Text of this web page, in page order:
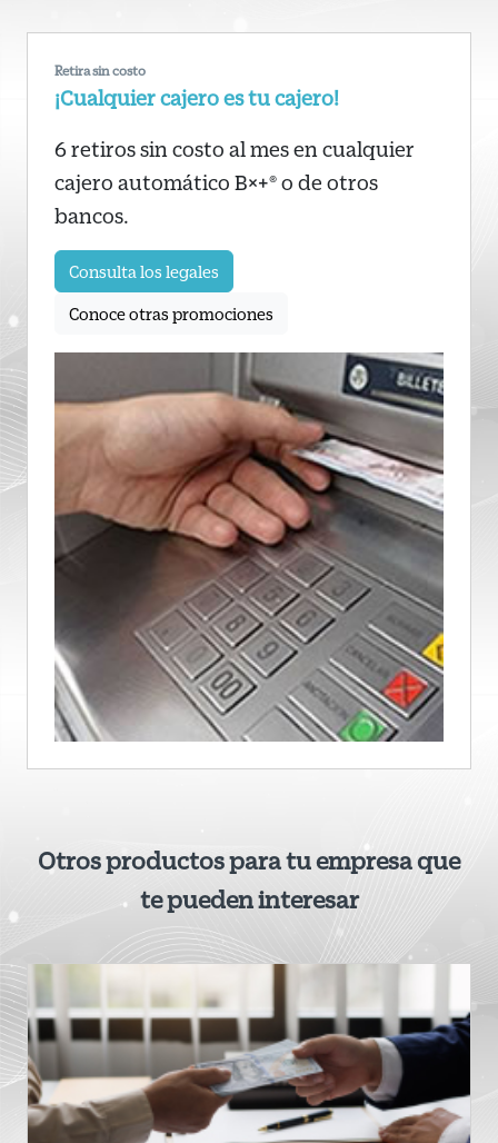
Retira sin costo
¡Cualquier cajero es tu cajero!
6 retiros sin costo al mes en cualquier
cajero automático B×+® o de otros
bancos.
Consulta los legales
Conoce otras promociones
Otros productos para tu empresa que
te pueden interesar